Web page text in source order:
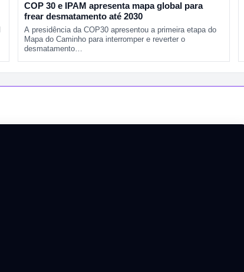
COP 30 e IPAM apresenta mapa global para
frear desmatamento até 2030
A presidência da COP30 apresentou a primeira etapa do
Mapa do Caminho para interromper e reverter o
desmatamento…